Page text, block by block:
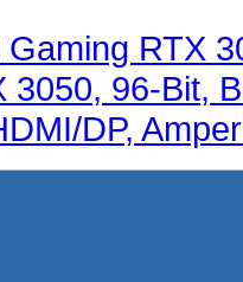
Gaming RTX
3050, 96-Bit,
DP,